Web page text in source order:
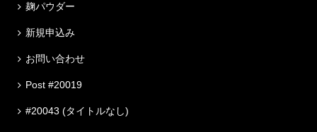
麹パウダー
新規申込み
お問い合わせ
Post #20019
#20043 (タイトルなし)